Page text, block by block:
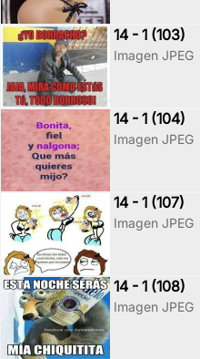
14 - 1 (103)
Imagen JPEG
14 - 1 (104)
Imagen JPEG
14 - 1 (107)
Imagen JPEG
14 - 1 (108)
Imagen JPEG